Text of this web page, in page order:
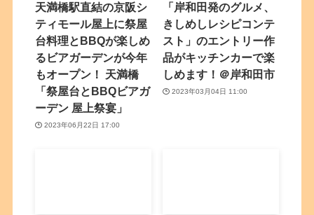
天満橋駅直結の京阪シ
ティモール屋上に祭屋
台料理とBBQが楽しめ
るビアガーデンが今年
もオープン！ 天満橋
「祭屋台とBBQビアガ
ーデン 屋上祭宴」
2023年06月22日 17:00
「岸和田発のグルメ、
きしめしレシピコンテ
スト」のエントリー作
品がキッチンカーで楽
しめます！＠岸和田市
2023年03月04日 11:00